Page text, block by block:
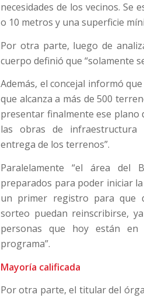
necesidades de los vecinos.
o 10 metros y una superficie
Por otra parte, luego de
cuerpo definió que “solamente
Además, el concejal informó
que alcanza a más de 500
presentar finalmente ese plano
las obras de infraestructura
entrega de los terrenos”.
Paralelamente “el área del
preparados para poder iniciar
un primer registro para que
sorteo puedan reinscribirse,
personas que hoy están en
programa”.
Mayoría calificada
Por otra parte, el titular del